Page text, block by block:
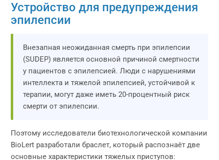
Устройство для предупреждения
эпилепсии
Внезапная неожиданная смерть при эпилепсии
(SUDEP) является основной причиной смертности
у пациентов с эпилепсией. Люди с нарушениями
интеллекта и тяжелой эпилепсией, устойчивой к
терапии, могут даже иметь 20-процентный риск
смерти от эпилепсии.
Поэтому исследователи биотехнологической компании
BioLert разработали браслет, который распознаёт две
основные характеристики тяжелых приступов: